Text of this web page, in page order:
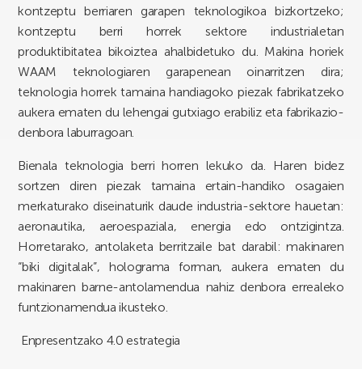
kontzeptu berriaren garapen teknologikoa bizkortzeko;
kontzeptu berri horrek sektore industrialetan
produktibitatea bikoiztea ahalbidetuko du. Makina horiek
WAAM teknologiaren garapenean oinarritzen dira;
teknologia horrek tamaina handiagoko piezak fabrikatzeko
aukera ematen du lehengai gutxiago erabiliz eta fabrikazio-
denbora laburragoan.
Bienala teknologia berri horren lekuko da. Haren bidez
sortzen diren piezak tamaina ertain-handiko osagaien
merkaturako diseinaturik daude industria-sektore hauetan:
aeronautika, aeroespaziala, energia edo ontzigintza.
Horretarako, antolaketa berritzaile bat darabil: makinaren
“biki digitalak”, holograma forman, aukera ematen du
makinaren barne-antolamendua nahiz denbora errealeko
funtzionamendua ikusteko.
Enpresentzako 4.0 estrategia